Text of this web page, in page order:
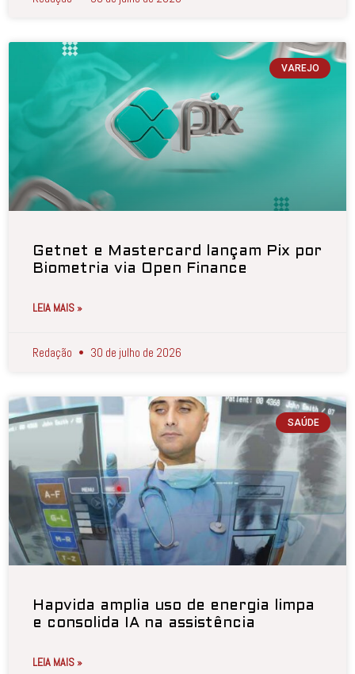
VAREJO
Getnet e Mastercard lançam Pix por
Biometria via Open Finance
LEIA MAIS »
Redação 30 de julho de 2026
SAÚDE
Hapvida amplia uso de energia limpa
e consolida IA na assistência
LEIA MAIS »